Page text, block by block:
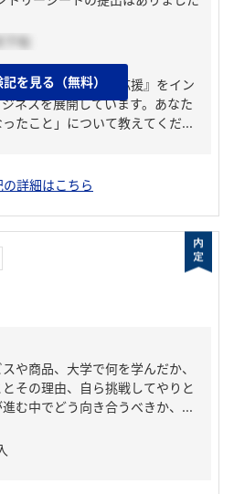
下旬
とりの「好き」を応援』をイン
ネスを展開しています。あなた
たこと」について教えてくだ...
詳細はこちら
を見る（無料）
や商品、大学で何を学んだか、
その理由、自ら挑戦してやりと
む中でどう向き合うべきか、...